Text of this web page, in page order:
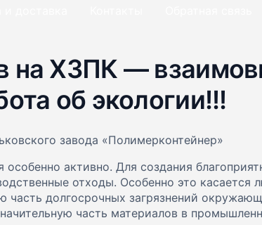
на ХЗПК —
об экологии!!!
завода «Полимерконтейнер»
активно. Для создания
отходы. Особенно это касается
часть долгосрочных загрязнений
часть материалов в